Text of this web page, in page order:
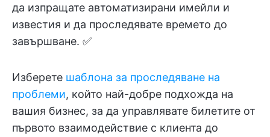
да изпращате автоматизирани имейли и
известия и да проследявате времето до
завършване. ✅
Изберете шаблона за проследяване на
проблеми, който най-добре подхожда на
вашия бизнес, за да управлявате билетите от
първото взаимодействие с клиента до